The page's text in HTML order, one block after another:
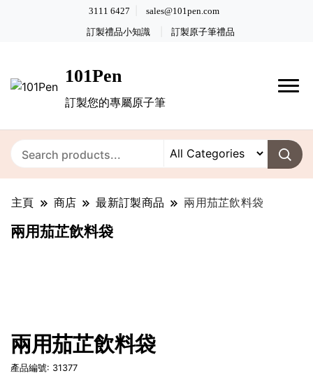
3111 6427 sales@101pen.com
訂製禮品小知識 訂製原子筆禮品
101Pen
訂製您的專屬原子筆
主頁 商店 最新訂製商品 兩用茄芷飲料袋
兩用茄芷飲料袋
兩用茄芷飲料袋
產品編號: 31377